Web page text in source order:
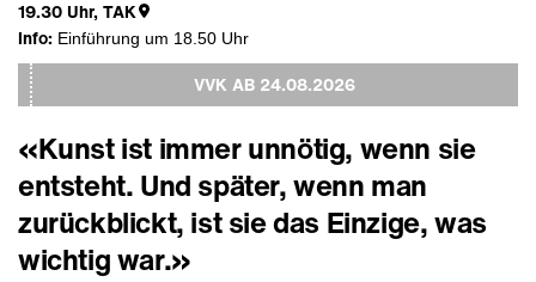
19.30 Uhr,TAK
Info: Einführung um 18.50 Uhr
VVK AB 24.08.2026
«Kunst ist immer unnötig, wenn sie
entsteht. Und später, wenn man
zurückblickt, ist sie das Einzige, was
wichtig war.»